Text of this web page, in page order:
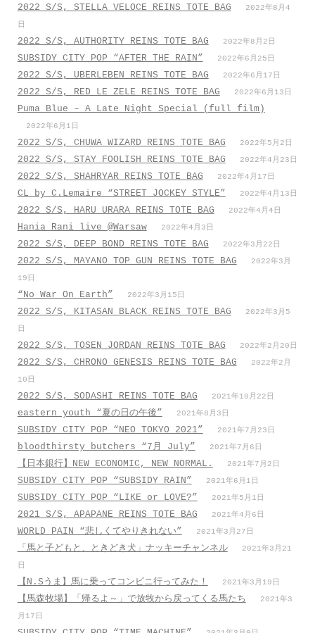
2022 S/S, STELLA VELOCE REINS TOTE BAG
2022年8月4
日
2022 S/S, AUTHORITY REINS TOTE BAG 2022年8月2日
SUBSIDY CITY POP “AFTER THE RAIN” 2022年6月25日
2022 S/S, UBERLEBEN REINS TOTE BAG 2022年6月17日
2022 S/S, RED LE ZELE REINS TOTE BAG 2022年6月13日
Puma Blue – A Late Night Special (full film)
2022年6月1日
2022 S/S, CHUWA WIZARD REINS TOTE BAG 2022年5月2日
2022 S/S, STAY FOOLISH REINS TOTE BAG 2022年4月23日
2022 S/S, SHAHRYAR REINS TOTE BAG 2022年4月17日
CL by C.Lemaire “STREET JOCKEY STYLE” 2022年4月13日
2022 S/S, HARU URARA REINS TOTE BAG 2022年4月4日
Hania Rani live @Warsaw 2022年4月3日
2022 S/S, DEEP BOND REINS TOTE BAG 2022年3月22日
2022 S/S, MAYANO TOP GUN REINS TOTE BAG
2022年3月
19日
“No War On Earth” 2022年3月15日
2022 S/S, KITASAN BLACK REINS TOTE BAG
2022年3月5
日
2022 S/S, TOSEN JORDAN REINS TOTE BAG 2022年2月20日
2022 S/S, CHRONO GENESIS REINS TOTE BAG
2022年2月
10日
2022 S/S, SODASHI REINS TOTE BAG 2021年10月22日
eastern youth “夏の日の午後” 2021年8月3日
SUBSIDY CITY POP “NEO TOKYO 2021” 2021年7月23日
bloodthirsty butchers “7月_July” 2021年7月6日
【日本銀行】NEW ECONOMIC, NEW NORMAL. 2021年7月2日
SUBSIDY CITY POP “SUBSIDY RAIN” 2021年6月1日
SUBSIDY CITY POP “LIKE or LOVE?” 2021年5月1日
2021 S/S, APAPANE REINS TOTE BAG 2021年4月6日
WORLD PAIN “悲しくてやりきれない” 2021年3月27日
「馬と子どもと、ときどき犬」ナッキーチャンネル
2021年3月21
日
【N.Sうま】馬に乗ってコンビニ行ってみた！ 2021年3月19日
【馬森牧場】「帰るよ～」で放牧から戻ってくる馬たち
2021年3
月17日